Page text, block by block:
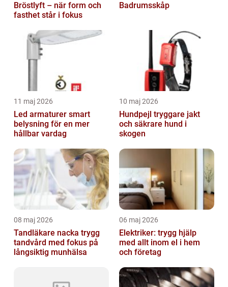
Bröstlyft – när form och
fasthet står i fokus
Badrumsskåp
11 maj 2026
Led armaturer smart
belysning för en mer
hållbar vardag
10 maj 2026
Hundpejl tryggare jakt
och säkrare hund i
skogen
08 maj 2026
Tandläkare nacka trygg
tandvård med fokus på
långsiktig munhälsa
06 maj 2026
Elektriker: trygg hjälp
med allt inom el i hem
och företag